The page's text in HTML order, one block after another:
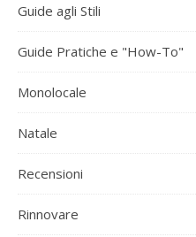
Guide agli Stili
Guide Pratiche e "How-To"
Monolocale
Natale
Recensioni
Rinnovare